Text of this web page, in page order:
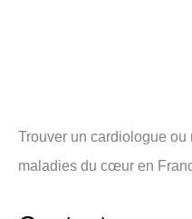
Trouver un cardiologue
maladies du cœur en